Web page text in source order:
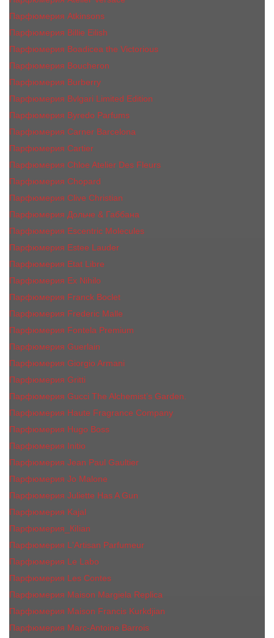
Парфюмерия Atkinsons
Парфюмерия Billie Eilish
Парфюмерия Boadicea the Victorious
Парфюмерия Boucheron
Парфюмерия Burberry
Парфюмерия Bvlgari Limited Edition
Парфюмерия Byredo Parfums
Парфюмерия Carner Barcelona
Парфюмерия Cartier
Парфюмерия Chloe Atelier Des Fleurs
Парфюмерия Сhopard
Парфюмерия Clive Christian
Парфюмерия Дольче & Габбана
Парфюмерия Escentric Molecules
Парфюмерия Estee Lаudеr
Парфюмерия Etat Libre
Парфюмерия Ex Nihilo
Парфюмерия Franck Boclet
Парфюмерия Frеderic Mаlle
Парфюмерия Fontela Premium
Парфюмерия Guerlain
Парфюмерия Giorgio Armani
Парфюмерия Gritti
Парфюмерия Gucci The Alchemist’s Garden.
Парфюмерия Haute Fragrance Company
Парфюмерия Hugo Boss
Парфюмерия Initio
Парфюмерия Jean Paul Gaultier
Парфюмерия Jо Malоnе
Парфюмерия Juliette Has A Gun
Парфюмерия Kajal
Парфюмерия_КiIiаn
Парфюмерия L'Artisan Parfumeur
Парфюмерия Le Labo
Парфюмерия Les Contes
Парфюмерия Maison Margiela Replica
Парфюмерия Maison Francis Kurkdjian
Парфюмерия Marc-Antoine Barrois